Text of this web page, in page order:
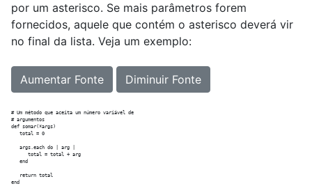
por um asterisco. Se mais parâmetros forem
fornecidos, aquele que contém o asterisco deverá vir
no final da lista. Veja um exemplo:
Aumentar Fonte Diminuir Fonte
# Um método que aceita um número variável de
# argumentos
def somar(*args)
   total = 0
   args.each do | arg |
      total = total + arg
   end
   return total
end